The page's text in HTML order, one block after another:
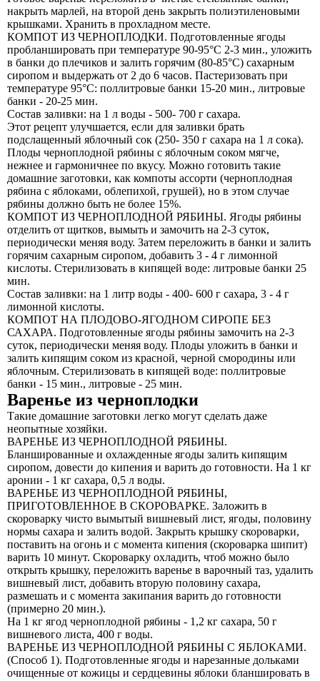
накрыть марлей, на второй день закрыть полиэтиленовыми
крышками. Хранить в прохладном месте.
КОМПОТ ИЗ ЧЕРНОПЛОДКИ. Подготовленные ягоды
пробланшировать при температуре 90-95°С 2-3 мин., уложить
в банки до плечиков и залить горячим (80-85°С) сахарным
сиропом и выдержать от 2 до 6 часов. Пастеризовать при
температуре 95°С: поллитровые банки 15-20 мин., литровые
банки - 20-25 мин.
Состав заливки: на 1 л воды - 500- 700 г сахара.
Этот рецепт улучшается, если для заливки брать
подслащенный яблочный сок (250- 350 г сахара на 1 л сока).
Плоды черноплодной рябины с яблочным соком мягче,
нежнее и гармоничнее по вкусу. Можно готовить такие
домашние заготовки, как компоты ассорти (черноплодная
рябина с яблоками, облепихой, грушей), но в этом случае
рябины должно быть не более 15%.
КОМПОТ ИЗ ЧЕРНОПЛОДНОЙ РЯБИНЫ. Ягоды рябины
отделить от щитков, вымыть и замочить на 2-3 суток,
периодически меняя воду. Затем переложить в банки и залить
горячим сахарным сиропом, добавить 3 - 4 г лимонной
кислоты. Стерилизовать в кипящей воде: литровые банки 25
мин.
Состав заливки: на 1 литр воды - 400- 600 г сахара, 3 - 4 г
лимонной кислоты.
КОМПОТ НА ПЛОДОВО-ЯГОДНОМ СИРОПЕ БЕЗ
САХАРА. Подготовленные ягоды рябины замочить на 2-3
суток, периодически меняя воду. Плоды уложить в банки и
залить кипящим соком из красной, черной смородины или
яблочным. Стерилизовать в кипящей воде: поллитровые
банки - 15 мин., литровые - 25 мин.
Варенье из черноплодки
Такие домашние заготовки легко могут сделать даже
неопытные хозяйки.
ВАРЕНЬЕ ИЗ ЧЕРНОПЛОДНОЙ РЯБИНЫ.
Бланшированные и охлажденные ягоды залить кипящим
сиропом, довести до кипения и варить до готовности. На 1 кг
аронии - 1 кг сахара, 0,5 л воды.
ВАРЕНЬЕ ИЗ ЧЕРНОПЛОДНОЙ РЯБИНЫ,
ПРИГОТОВЛЕННОЕ В СКОРОВАРКЕ. Заложить в
скороварку чисто вымытый вишневый лист, ягоды, половину
нормы сахара и залить водой. Закрыть крышку скороварки,
поставить на огонь и с момента кипения (скороварка шипит)
варить 10 минут. Скороварку охладить, чтоб можно было
открыть крышку, переложить варенье в варочный таз, удалить
вишневый лист, добавить вторую половину сахара,
размешать и с момента закипания варить до готовности
(примерно 20 мин.).
На 1 кг ягод черноплодной рябины - 1,2 кг сахара, 50 г
вишневого листа, 400 г воды.
ВАРЕНЬЕ ИЗ ЧЕРНОПЛОДНОЙ РЯБИНЫ С ЯБЛОКАМИ.
(Способ 1). Подготовленные ягоды и нарезанные дольками
очищенные от кожицы и сердцевины яблоки бланшировать в